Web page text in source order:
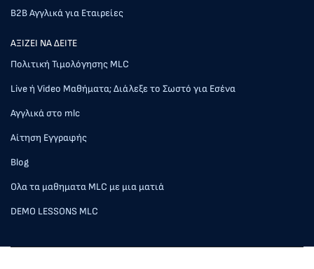
Β2Β Αγγλικά για Εταιρείες
AΞΙΖΕΙ ΝΑ ΔΕΙΤΕ
Πολιτική Τιμολόγησης MLC
Live ή Video Μαθήματα; Διάλεξε το Σωστό για Εσένα
Αγγλικά στο mlc
Αίτηση Εγγραφής
Blog
Ολα τα μαθηματα MLC με μια ματιά
DEMO LESSONS MLC